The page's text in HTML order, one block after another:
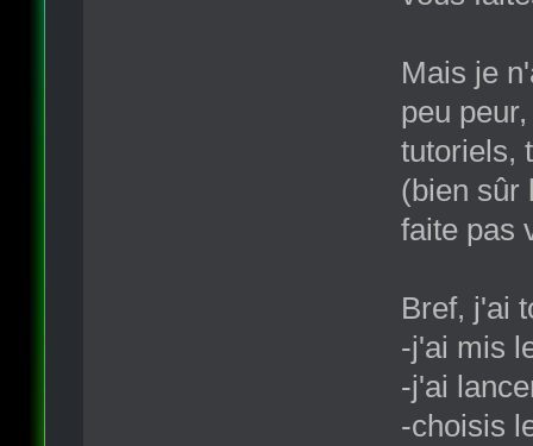
Mais je
peu
tutoriels,
(bien sûr
faite pas
Bref, j'ai
-j'ai mis
-j'ai
-choisis